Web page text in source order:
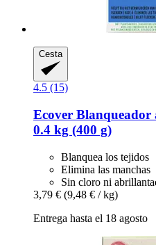
Cesta
4.5 (15)
Ecover Blanqueador
0.4 kg (400 g)
Blanquea los tejidos
Elimina las manchas
Sin cloro ni
3,79 € (9,48 € / kg)
Entrega hasta el 18 agosto